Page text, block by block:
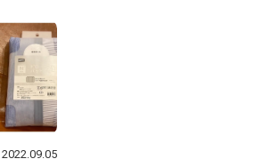
2022.09.05